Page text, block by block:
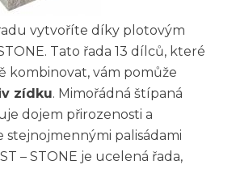
vytvoříte díky plotovým
Tato řada 13 dílců, které
kombinovat, vám pomůže
zídku. Mimořádná štípaná
dojem přirozenosti a
stejnojmennými palisádami
– STONE je ucelená řada,